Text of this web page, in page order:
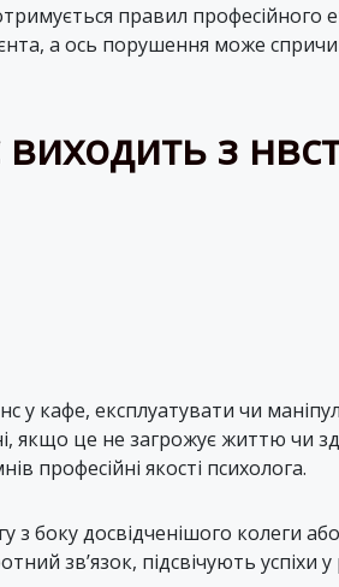
правил професійного
а ось порушення може
з
у кафе, експлуатувати чи
якщо це не загрожує життю чи
професійні якості психолога.
з боку досвідченішого колеги
зв’язок, підсвічують успіхи у